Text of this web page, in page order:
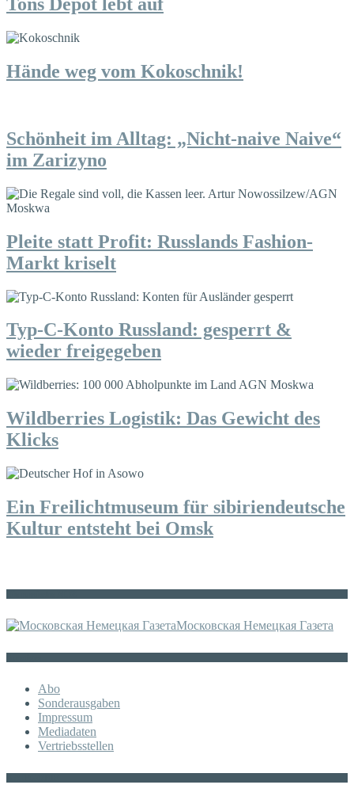
Hände weg vom Kokoschnik!
Schönheit im Alltag: „Nicht-naive Naive“
im Zarizyno
Pleite statt Profit: Russlands Fashion-
Markt kriselt
Typ-C-Konto Russland: gesperrt &
wieder freigegeben
Wildberries Logistik: Das Gewicht des
Klicks
Ein Freilichtmuseum für sibiriendeutsche
Kultur entsteht bei Omsk
Московская Немецкая Газета
Abo
Sonderausgaben
Impressum
Mediadaten
Vertriebsstellen